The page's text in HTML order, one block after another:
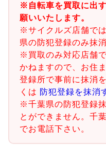
※自転車を買取に出
願いいたします。
※サイクルズ店舗で
県の防犯登録のみ抹
※買取のみ対応店舗
かねますので、お住
登録所で事前に抹消
くは 防犯登録を抹消
※千葉県の防犯登録
とができません。千
でお電話下さい。